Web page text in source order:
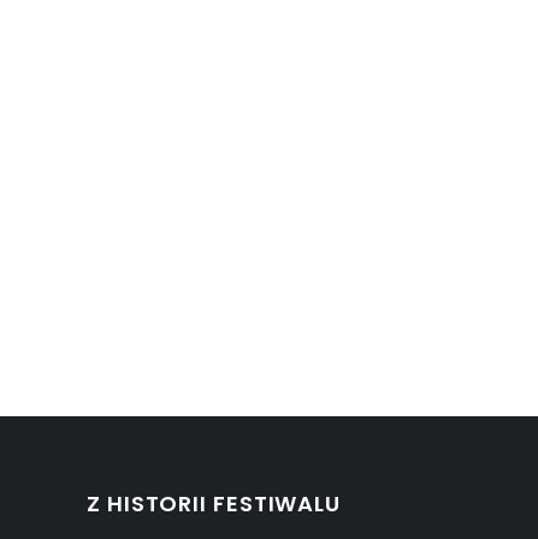
Z HISTORII FESTIWALU